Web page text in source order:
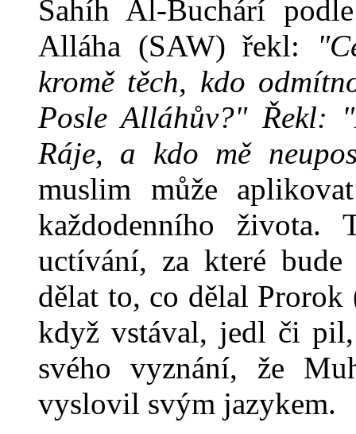
Sahíh Al-Buchárí
Alláha (SAW) řekl:
kromě těch, kdo
Posle Alláhův?" Řekl:
Ráje, a kdo mě
muslim může
každodenního
uctívání, za které
dělat to, co dělal Prorok
když vstával, jedl či
svého vyznání, že
vyslovil svým jazykem.